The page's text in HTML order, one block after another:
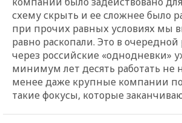
схему скрыть и ее сложнее было
при прочих равных условиях мы
равно раскопали. Это в очередной
через российские «однодневки»
минимум лет десять работать не
менее даже крупные компании
такие фокусы, которые